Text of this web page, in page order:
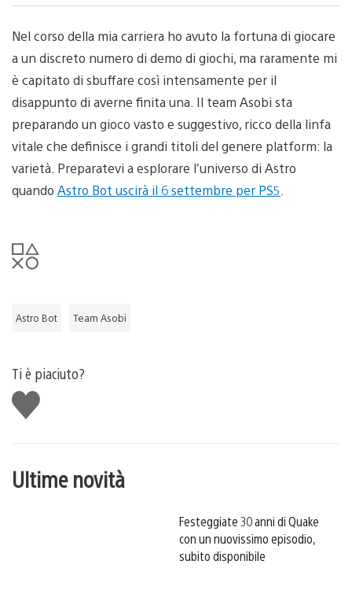
Nel corso della mia carriera ho avuto la fortuna di giocare
a un discreto numero di demo di giochi, ma raramente mi
è capitato di sbuffare così intensamente per il
disappunto di averne finita una. Il team Asobi sta
preparando un gioco vasto e suggestivo, ricco della linfa
vitale che definisce i grandi titoli del genere platform: la
varietà. Preparatevi a esplorare l’universo di Astro
quando Astro Bot uscirà il 6 settembre per PS5.
Astro Bot Team Asobi
Ti è piaciuto?
Mi
piace
Ultime novità
Festeggiate 30 anni di Quake
con un nuovissimo episodio,
subito disponibile